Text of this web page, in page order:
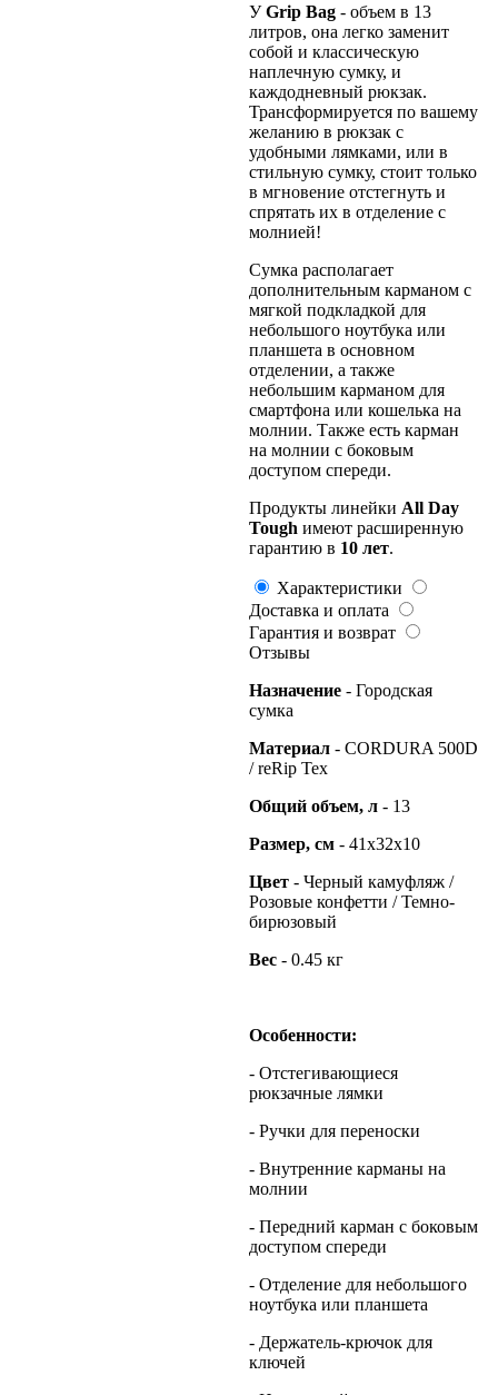
УGrip Bag - объем в 13
литров, она легко заменит
собой и классическую
наплечную сумку, и
каждодневный рюкзак.
Трансформируется по вашему
желанию в рюкзак с
удобными лямками, или в
стильную сумку, стоит только
в мгновение отстегнуть и
спрятать их в отделение с
молнией!
Сумка располагает
дополнительным карманом с
мягкой подкладкой для
небольшого ноутбука или
планшета в основном
отделении, а также
небольшим карманом для
смартфона или кошелька на
молнии. Также есть карман
на молнии с боковым
доступом спереди.
Продукты линейки All Day
Tough имеют расширенную
гарантию в 10 лет.
Характеристики
Доставка и оплата
Гарантия и возврат
Отзывы
Назначение - Городская
сумка
Материал - CORDURA 500D
/ reRip Tex
Общий объем, л - 13
Размер, см - 41x32x10
Цвет - Черный камуфляж /
Розовые конфетти / Темно-
бирюзовый
Вес - 0.45 кг
Особенности:
- Отстегивающиеся
рюкзачные лямки
- Ручки для переноски
- Внутренние карманы на
молнии
- Передний карман с боковым
доступом спереди
- Отделение для небольшого
ноутбука или планшета
- Держатель-крючок для
ключей